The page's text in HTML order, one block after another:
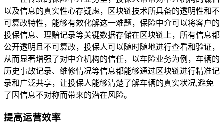
以及信息的真实性心存疑虑，区块链技术所具备的透明性和不
可篡改特性，能够有效化解这一难题，保险中介可以将客户的
投保信息、理赔记录等关键数据存储在区块链上，所有信息都
公开透明且不可篡改，投保人可以随时随地进行查看和验证，
从而显著增强了对中介机构的信任，以车险业务为例，车辆的
历史事故记录、维修情况等信息都能够通过区块链进行精准记
录和广泛共享，让投保人能够清楚了解车辆的真实状况,避免
了因信息不对称而带来的潜在风险。
提高运营效率